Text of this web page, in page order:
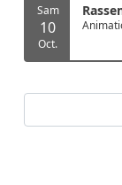
Sam
10
Oct.
Rechercher